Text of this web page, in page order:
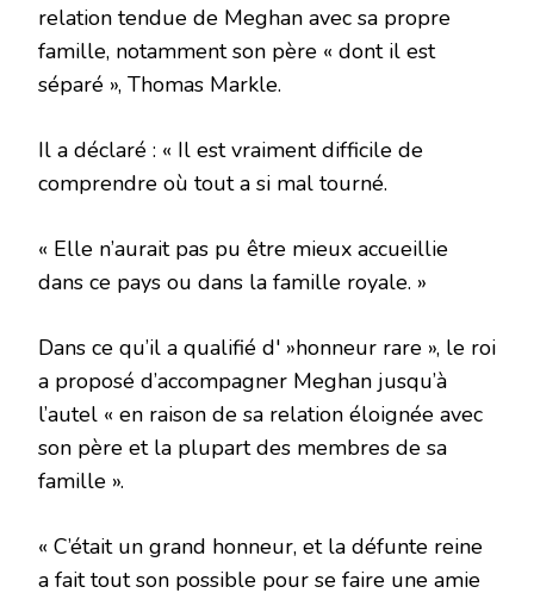
relation tendue de Meghan avec sa propre
famille, notamment son père « dont il est
séparé », Thomas Markle.
Il a déclaré : « Il est vraiment difficile de
comprendre où tout a si mal tourné.
« Elle n’aurait pas pu être mieux accueillie
dans ce pays ou dans la famille royale. »
Dans ce qu’il a qualifié d' »honneur rare », le roi
a proposé d’accompagner Meghan jusqu’à
l’autel « en raison de sa relation éloignée avec
son père et la plupart des membres de sa
famille ».
« C’était un grand honneur, et la défunte reine
a fait tout son possible pour se faire une amie